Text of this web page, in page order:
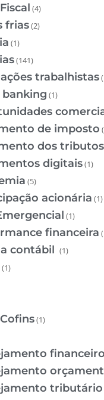
(4)
frias(2)
(1)
(141)
trabalhistas
banking (1)
de imposto
dos tributos
digitais(1)
(5)
acionária (1)
(1)
financeira
contábil (1)
(1)
(1)
tributário